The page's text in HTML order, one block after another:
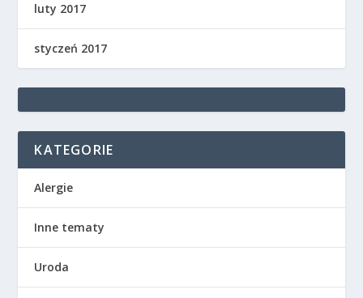
luty 2017
styczeń 2017
KATEGORIE
Alergie
Inne tematy
Uroda